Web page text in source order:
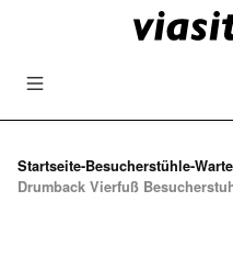
Zum Hauptinhalt springen
Startseite-Besucherstühle-
Drumback Vierfuß